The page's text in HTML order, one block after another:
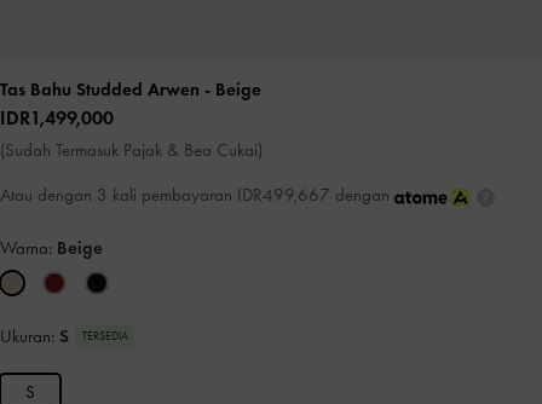
Tas Bahu Studded Arwen - Beige
IDR1,499,000
(Sudah Termasuk Pajak & Bea Cukai)
Atau dengan 3 kali pembayaran IDR499,667 dengan
Warna: Beige
Ukuran: S TERSEDIA
S